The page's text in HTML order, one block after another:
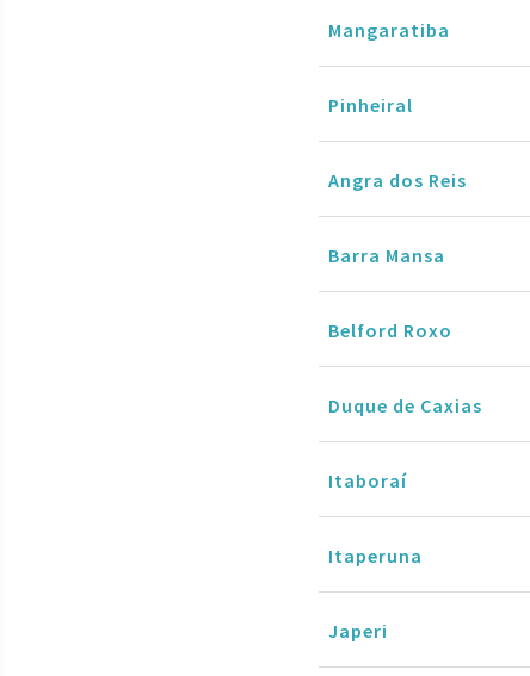
Mangaratiba
Pinheiral
Angra dos Reis
Barra Mansa
Belford Roxo
Duque de Caxias
Itaboraí
Itaperuna
Japeri